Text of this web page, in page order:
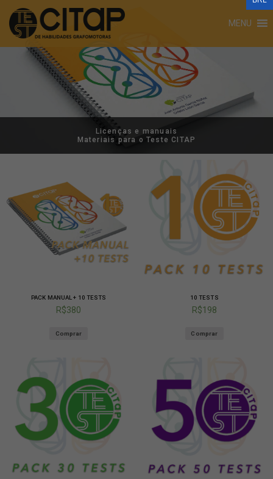
MENU
Licenças e manuais
Materiais para o Teste CITAP
PACK MANUAL + 10 TESTS
R$380
Comprar
10 TESTS
R$198
Comprar